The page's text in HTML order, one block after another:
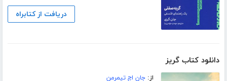
دریافت از کتابراه
دانلود کتاب گریز
از:جان اچ تیمرمن